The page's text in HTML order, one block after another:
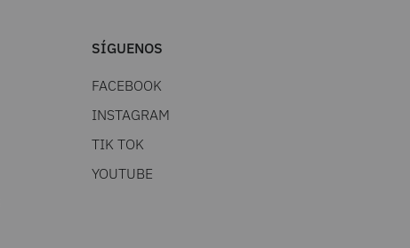
SÍGUENOS
FACEBOOK
INSTAGRAM
TIK TOK
YOUTUBE